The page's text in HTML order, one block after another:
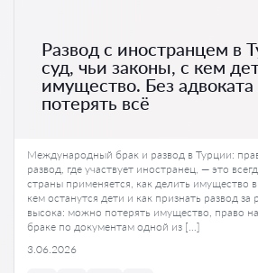
Развод с иностранцем в
суд, чьи законы, с кем
имущество. Без адвоката
потерять всё
Международный брак и развод в Турции:
развод, где участвует иностранец, — это
страны применяется, как делить имущество в
кем останутся дети и как признать развод
высока: можно потерять имущество, право
браке по документам одной из […]
3.06.2026